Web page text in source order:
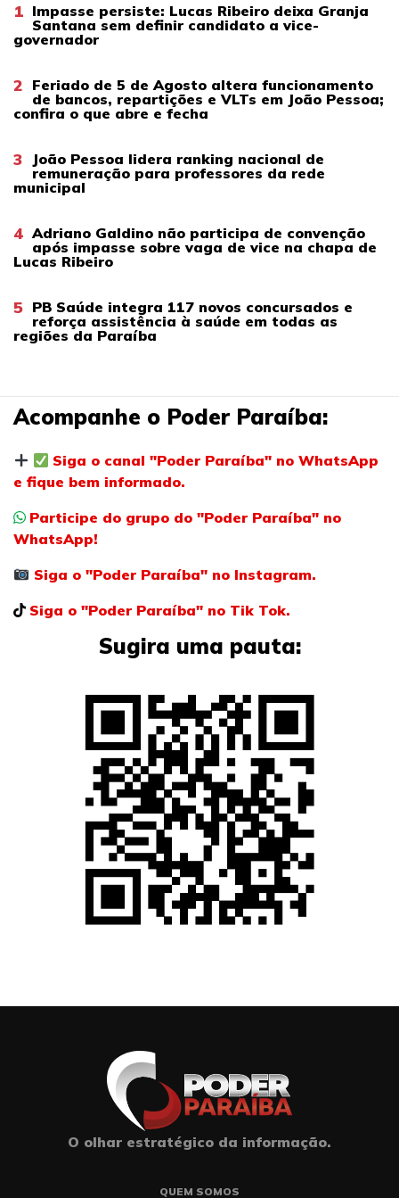
1 Impasse persiste: Lucas Ribeiro deixa Granja
Santana sem definir candidato a vice-
governador
2 Feriado de 5 de Agosto altera funcionamento
de bancos, repartições e VLTs em João Pessoa;
confira o que abre e fecha
3
João Pessoa lidera ranking nacional de
remuneração para professores da rede
municipal
4 Adriano Galdino não participa de convenção
após impasse sobre vaga de vice na chapa de
Lucas Ribeiro
5 PB Saúde integra 117 novos concursados e
reforça assistência à saúde em todas as
regiões da Paraíba
Acompanhe o Poder Paraíba:
Siga o canal "Poder Paraíba" no WhatsApp
e fique bem informado.
Participe do grupo do "Poder Paraíba" no
WhatsApp!
Siga o "Poder Paraíba" no Instagram.
Siga o "Poder Paraíba" no Tik Tok.
Sugira uma pauta:
O olhar estratégico da informação.
QUEM SOMOS